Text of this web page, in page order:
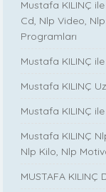
Mustafa KILINÇ
Cd, Nlp Video,
Programları
Mustafa KILINÇ
Mustafa KILINÇ
Mustafa KILINÇ
Mustafa KILINÇ
Nlp Kilo, Nlp
MUSTAFA KILINÇ